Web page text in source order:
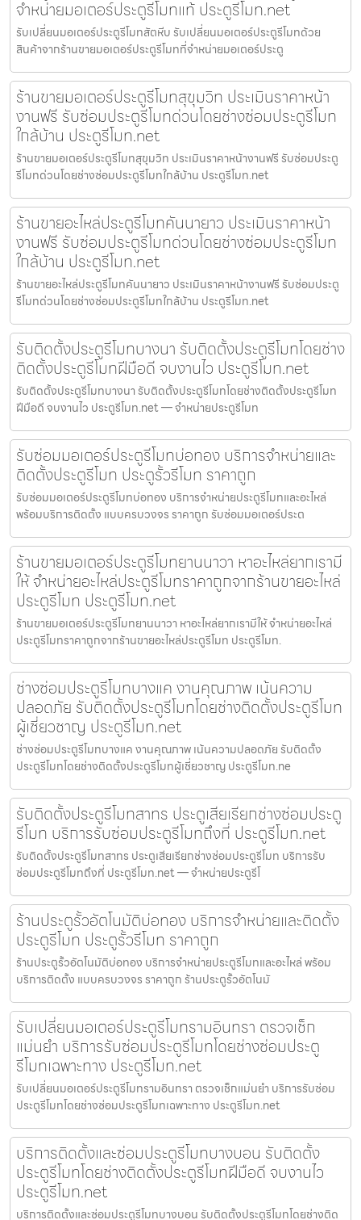
จำหน่ายมอเตอร์ประตูรีโมทแท้ ประตูรีโมท.net
รับเปลี่ยนมอเตอร์ประตูรีโมทสัตหีบ รับเปลี่ยนมอเตอร์ประตูรีโมทด้วย
สินค้าจากร้านขายมอเตอร์ประตูรีโมทที่จำหน่ายมอเตอร์ประตู
ร้านขายมอเตอร์ประตูรีโมทสุขุมวิท ประเมินราคาหน้า
งานฟรี รับซ่อมประตูรีโมทด่วนโดยช่างซ่อมประตูรีโมท
ใกล้บ้าน ประตูรีโมท.net
ร้านขายมอเตอร์ประตูรีโมทสุขุมวิท ประเมินราคาหน้างานฟรี รับซ่อมประตู
รีโมทด่วนโดยช่างซ่อมประตูรีโมทใกล้บ้าน ประตูรีโมท.net
ร้านขายอะไหล่ประตูรีโมทคันนายาว ประเมินราคาหน้า
งานฟรี รับซ่อมประตูรีโมทด่วนโดยช่างซ่อมประตูรีโมท
ใกล้บ้าน ประตูรีโมท.net
ร้านขายอะไหล่ประตูรีโมทคันนายาว ประเมินราคาหน้างานฟรี รับซ่อมประตู
รีโมทด่วนโดยช่างซ่อมประตูรีโมทใกล้บ้าน ประตูรีโมท.net
รับติดตั้งประตูรีโมทบางนา รับติดตั้งประตูรีโมทโดยช่าง
ติดตั้งประตูรีโมทฝีมือดี จบงานไว ประตูรีโมท.net
รับติดตั้งประตูรีโมทบางนา รับติดตั้งประตูรีโมทโดยช่างติดตั้งประตูรีโมท
ฝีมือดี จบงานไว ประตูรีโมท.net — จำหน่ายประตูรีโมท
รับซ่อมมอเตอร์ประตูรีโมทบ่อทอง บริการจำหน่ายและ
ติดตั้งประตูรีโมท ประตูรั้วรีโมท ราคาถูก
รับซ่อมมอเตอร์ประตูรีโมทบ่อทอง บริการจำหน่ายประตูรีโมทและอะไหล่
พร้อมบริการติดตั้ง แบบครบวงจร ราคาถูก รับซ่อมมอเตอร์ประต
ร้านขายมอเตอร์ประตูรีโมทยานนาวา หาอะไหล่ยากเรามี
ให้ จำหน่ายอะไหล่ประตูรีโมทราคาถูกจากร้านขายอะไหล่
ประตูรีโมท ประตูรีโมท.net
ร้านขายมอเตอร์ประตูรีโมทยานนาวา หาอะไหล่ยากเรามีให้ จำหน่ายอะไหล่
ประตูรีโมทราคาถูกจากร้านขายอะไหล่ประตูรีโมท ประตูรีโมท.
ช่างซ่อมประตูรีโมทบางแค งานคุณภาพ เน้นความ
ปลอดภัย รับติดตั้งประตูรีโมทโดยช่างติดตั้งประตูรีโมท
ผู้เชี่ยวชาญ ประตูรีโมท.net
ช่างซ่อมประตูรีโมทบางแค งานคุณภาพ เน้นความปลอดภัย รับติดตั้ง
ประตูรีโมทโดยช่างติดตั้งประตูรีโมทผู้เชี่ยวชาญ ประตูรีโมท.ne
รับติดตั้งประตูรีโมทสาทร ประตูเสียเรียกช่างซ่อมประตู
รีโมท บริการรับซ่อมประตูรีโมทถึงที่ ประตูรีโมท.net
รับติดตั้งประตูรีโมทสาทร ประตูเสียเรียกช่างซ่อมประตูรีโมท บริการรับ
ซ่อมประตูรีโมทถึงที่ ประตูรีโมท.net — จำหน่ายประตูรีโ
ร้านประตูรั้วอัตโนมัติบ่อทอง บริการจำหน่ายและติดตั้ง
ประตูรีโมท ประตูรั้วรีโมท ราคาถูก
ร้านประตูรั้วอัตโนมัติบ่อทอง บริการจำหน่ายประตูรีโมทและอะไหล่ พร้อม
บริการติดตั้ง แบบครบวงจร ราคาถูก ร้านประตูรั้วอัตโนมั
รับเปลี่ยนมอเตอร์ประตูรีโมทรามอินทรา ตรวจเช็ก
แม่นยำ บริการรับซ่อมประตูรีโมทโดยช่างซ่อมประตู
รีโมทเฉพาะทาง ประตูรีโมท.net
รับเปลี่ยนมอเตอร์ประตูรีโมทรามอินทรา ตรวจเช็กแม่นยำ บริการรับซ่อม
ประตูรีโมทโดยช่างซ่อมประตูรีโมทเฉพาะทาง ประตูรีโมท.net
บริการติดตั้งและซ่อมประตูรีโมทบางบอน รับติดตั้ง
ประตูรีโมทโดยช่างติดตั้งประตูรีโมทฝีมือดี จบงานไว
ประตูรีโมท.net
บริการติดตั้งและซ่อมประตูรีโมทบางบอน รับติดตั้งประตูรีโมทโดยช่างติด